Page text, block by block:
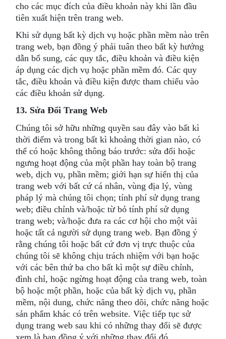
cho các mục đích của điều khoản này khi lần đầu
tiên xuất hiện trên trang web.
Khi sử dụng bất kỳ dịch vụ hoặc phần mềm nào trên
trang web, bạn đồng ý phải tuân theo bất kỳ hướng
dẫn bổ sung, các quy tắc, điều khoản và điều kiện
áp dụng các dịch vụ hoặc phần mềm đó. Các quy
tắc, điều khoản và điều kiện được tham chiếu vào
các điều khoản sử dụng.
13. Sửa Đổi Trang Web
Chúng tôi sở hữu những quyền sau đây vào bất kì
thời điểm và trong bất kì khoảng thời gian nào, có
thể có hoặc không thông báo trước: sửa đổi hoặc
ngưng hoạt động của một phần hay toàn bộ trang
web, dịch vụ, phần mềm; giới hạn sự hiển thị của
trang web với bất cứ cá nhân, vùng địa lý, vùng
pháp lý mà chúng tôi chọn; tính phí sử dụng trang
web; điều chỉnh và/hoặc từ bỏ tính phí sử dụng
trang web; và/hoặc đưa ra các cơ hội cho một vài
hoặc tất cả người sử dụng trang web. Bạn đồng ý
rằng chúng tôi hoặc bất cứ đơn vị trực thuộc của
chúng tôi sẽ không chịu trách nhiệm với bạn hoặc
với các bên thứ ba cho bất kì một sự điều chỉnh,
đình chỉ, hoặc ngừng hoạt động của trang web, toàn
bộ hoặc một phần, hoặc của bất kỳ dịch vụ, phần
mềm, nội dung, chức năng theo dõi, chức năng hoặc
sản phẩm khác có trên website. Việc tiếp tục sử
dụng trang web sau khi có những thay đổi sẽ được
xem là bạn đồng ý với những thay đổi đó.